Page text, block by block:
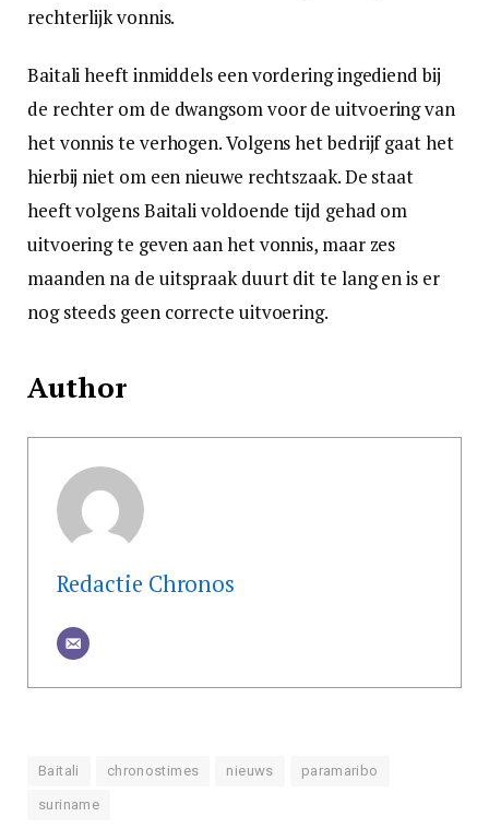
rechterlijk vonnis.
Baitali heeft inmiddels een vordering ingediend bij
de rechter om de dwangsom voor de uitvoering van
het vonnis te verhogen. Volgens het bedrijf gaat het
hierbij niet om een nieuwe rechtszaak. De staat
heeft volgens Baitali voldoende tijd gehad om
uitvoering te geven aan het vonnis, maar zes
maanden na de uitspraak duurt dit te lang en is er
nog steeds geen correcte uitvoering.
Author
Redactie Chronos
Baitali chronostimes nieuws paramaribo
suriname